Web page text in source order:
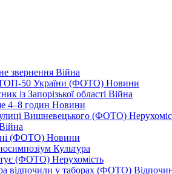
звернення Війна
ТОП-50 України (ФОТО) Новини
із Запорізької області Війна
4–8 годин Новини
Вишневецького (ФОТО)
(ФОТО) Новини
Культура
(ФОТО) Нерухомість
відпочили у таборах (ФОТО)